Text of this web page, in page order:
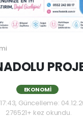
EKONOMI
Güncelleme:
276521+ kez okundu.